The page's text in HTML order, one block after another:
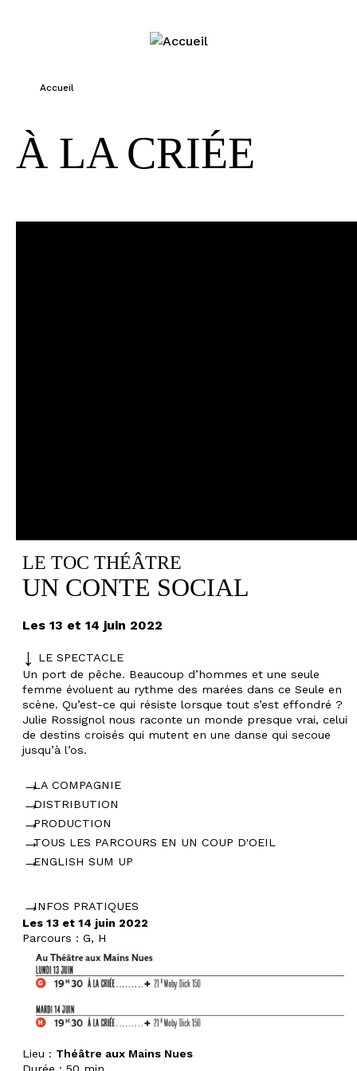
Accueil
À LA CRIÉE
LE TOC THÉÂTRE
UN CONTE SOCIAL
Les 13 et 14 juin 2022
LE SPECTACLE
Un port de pêche. Beaucoup d’hommes et une seule
femme évoluent au rythme des marées dans ce Seule en
scène. Qu’est-ce qui résiste lorsque tout s’est effondré ?
Julie Rossignol nous raconte un monde presque vrai, celui
de destins croisés qui mutent en une danse qui secoue
jusqu’à l’os.
LA COMPAGNIE
DISTRIBUTION
PRODUCTION
TOUS LES PARCOURS EN UN COUP D'OEIL
ENGLISH SUM UP
INFOS PRATIQUES
Les 13 et 14 juin 2022
Parcours : G, H
Lieu : Théâtre aux Mains Nues
Durée : 50 min.